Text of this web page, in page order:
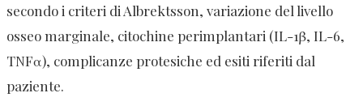
secondo i criteri di Albrektsson, variazione del livello
osseo marginale, citochine perimplantari (IL-1β, IL-6,
TNFα), complicanze protesiche ed esiti riferiti dal
paziente.